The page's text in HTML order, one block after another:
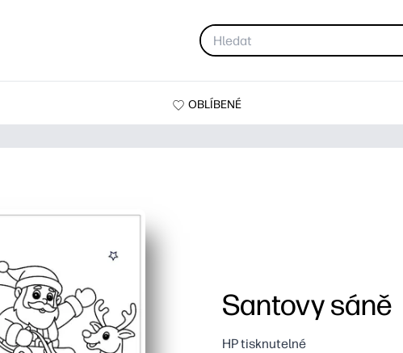
OBLÍBENÉ
Santovy sáně
HP tisknutelné